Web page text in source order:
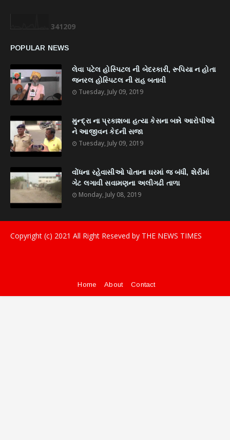
341209
POPULAR NEWS
લેવા પટેલ હોસ્પિટલ ની બેદરકારી, રૂપિયા ન હોતા
જનરલ હોસ્પિટલ ની રાહ બતાવી
Tuesday, July 09, 2019
મુન્દ્રા ના પ્રકાશબા હત્યા કેસના બન્ને આરોપીઓ
ને આજીવન કેદની સજા
Tuesday, July 09, 2019
વોંધના રહેવાસીઓ પોતાના ઘરમાં જ બંધી, શેરીમાં
ગેટ લગાવી સવામણના અલીગઢી તાળા
Monday, July 08, 2019
Copyright (c) 2021 All Right Reseved by THE NEWS TIMES
Home About Contact